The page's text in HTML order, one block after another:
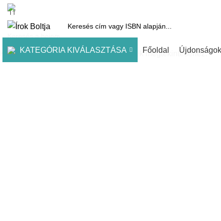
KATEGÓRIA KIVÁLASZTÁSA Főoldal Újdonságok
Kezdje el gépelni a keresett bejegyzések megtekintéséhez.